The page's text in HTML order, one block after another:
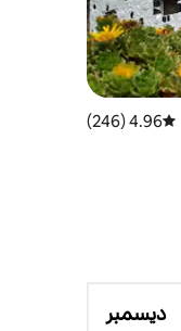
متوسط التقييم 4.96 من 5، 246 مراجعات
4.96 (246)
ديسمبر